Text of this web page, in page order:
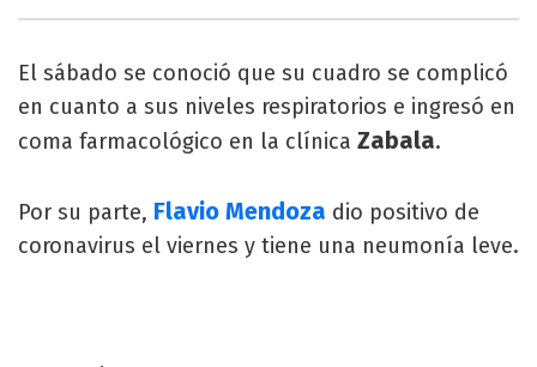
El sábado se conoció que su cuadro se complicó
en cuanto a sus niveles respiratorios e ingresó en
coma farmacológico en la clínica Zabala.
Por su parte, Flavio Mendoza dio positivo de
coronavirus el viernes y tiene una neumonía leve.